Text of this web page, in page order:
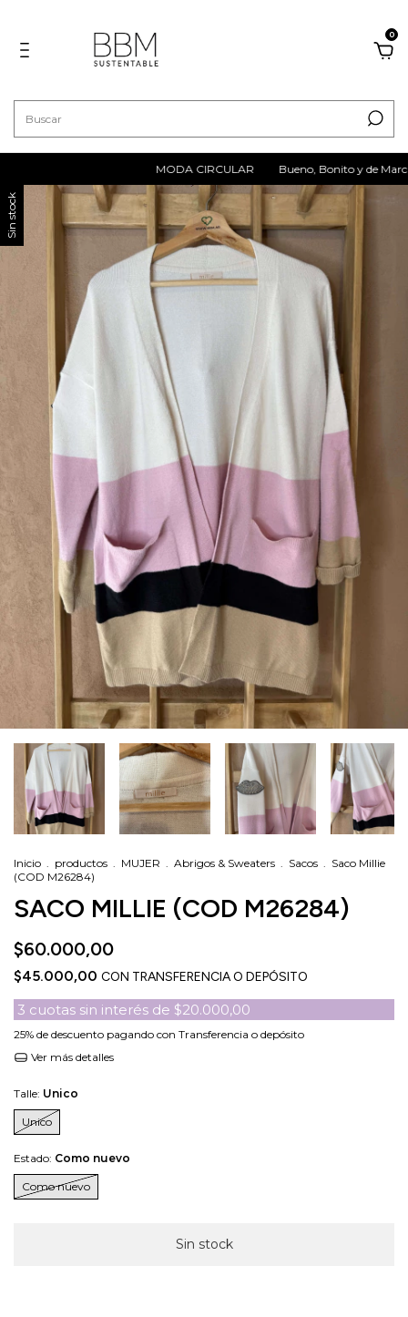
0
MODA CIRCULAR Bueno, Bonito y de Marca
Sin stock
Inicio . productos . MUJER . Abrigos & Sweaters . Sacos . Saco Millie
(COD M26284)
SACO MILLIE (COD M26284)
$60.000,00
$45.000,00 CON TRANSFERENCIA O DEPÓSITO
3 cuotas sin interés de $20.000,00
25% de descuento pagando con Transferencia o depósito
Ver más detalles
Talle: Unico
Unico
Estado: Como nuevo
Como nuevo